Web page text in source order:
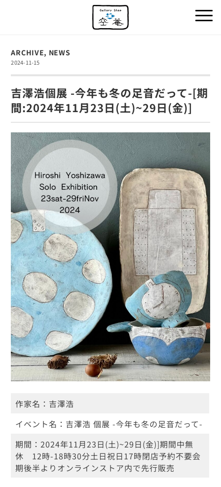
ARCHIVE, NEWS
2024-11-15
吉澤浩個展 -今年も冬の足音だって-[期
間:2024年11月23日(土)~29日(金)]
作家名： 吉澤浩
イベント名： 吉澤浩 個展 -今年も冬の足音だって-
期間：2024年11月23日(土)~29日(金)]期間中無
休 12時-18時30分土日祝日17時閉店予約不要会
期後半よりオンラインストア内で先行販売